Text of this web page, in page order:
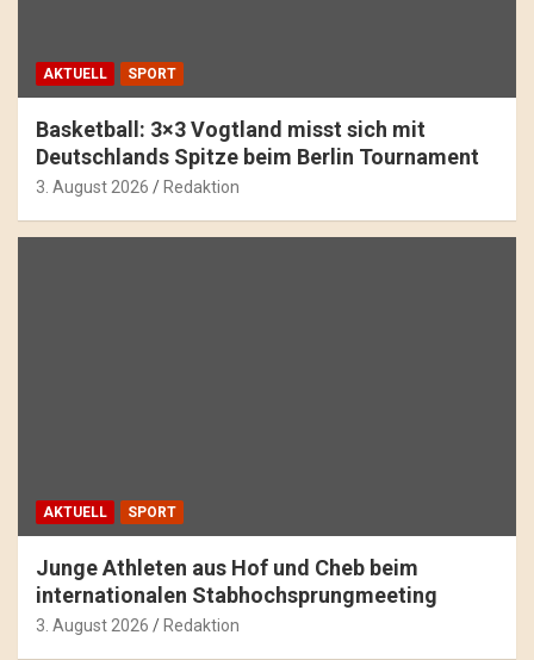
AKTUELL SPORT
Basketball: 3×3 Vogtland misst sich mit
Deutschlands Spitze beim Berlin Tournament
3. August 2026 Redaktion
AKTUELL SPORT
Junge Athleten aus Hof und Cheb beim
internationalen Stabhochsprungmeeting
3. August 2026 Redaktion